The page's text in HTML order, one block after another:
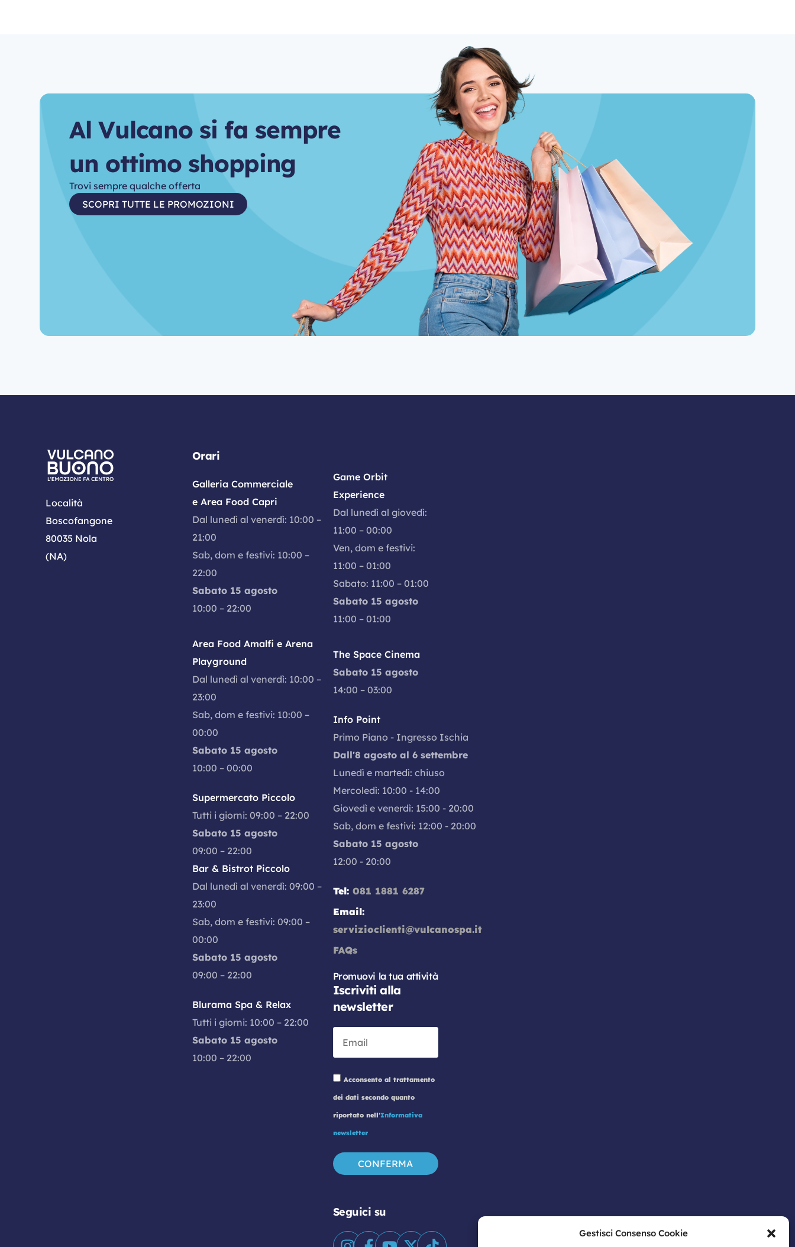
Gestisci Consenso Cookie
Al Vulcano si fa sempre
un ottimo shopping
Trovi sempre qualche offerta
SCOPRI TUTTE LE PROMOZIONI
Località
Boscofangone
80035 Nola
(NA)
Orari
Galleria Commerciale
e Area Food Capri
Dal lunedì al venerdì: 10:00 –
21:00
Sab, dom e festivi: 10:00 –
22:00
Sabato 15 agosto
10:00 – 22:00
Area Food Amalfi e Arena
Playground
Dal lunedì al venerdì: 10:00 –
23:00
Sab, dom e festivi: 10:00 –
00:00
Sabato 15 agosto
10:00 – 00:00
Supermercato Piccolo
Tutti i giorni: 09:00 – 22:00
Sabato 15 agosto
09:00 – 22:00
Bar & Bistrot Piccolo
Dal lunedì al venerdì: 09:00 –
23:00
Sab, dom e festivi: 09:00 –
00:00
Sabato 15 agosto
09:00 – 22:00
Blurama Spa & Relax
Tutti i giorni: 10:00 – 22:00
Sabato 15 agosto
10:00 – 22:00
Game Orbit
Experience
Dal lunedì al giovedì:
11:00 – 00:00
Ven, dom e festivi:
11:00 – 01:00
Sabato: 11:00 – 01:00
Sabato 15 agosto
11:00 – 01:00
The Space Cinema
Sabato 15 agosto
14:00 – 03:00
Info Point
Primo Piano - Ingresso Ischia
Dall'8 agosto al 6 settembre
Lunedì e martedì: chiuso
Mercoledì: 10:00 - 14:00
Giovedì e venerdì: 15:00 - 20:00
Sab, dom e festivi: 12:00 - 20:00
Sabato 15 agosto
12:00 - 20:00
Tel:081 1881 6287
Email:
servizioclienti@vulcanospa.it
FAQs
Promuovi la tua attività
Iscriviti alla
newsletter
Acconsento al trattamento
dei dati secondo quanto
riportato nell'Informativa
newsletter
Seguici su